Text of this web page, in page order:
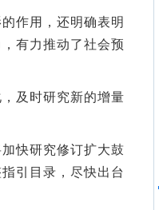
作用，还明确表明
有力推动了社会预
及时研究新的增量
快研究修订扩大鼓
引目录，尽快出台